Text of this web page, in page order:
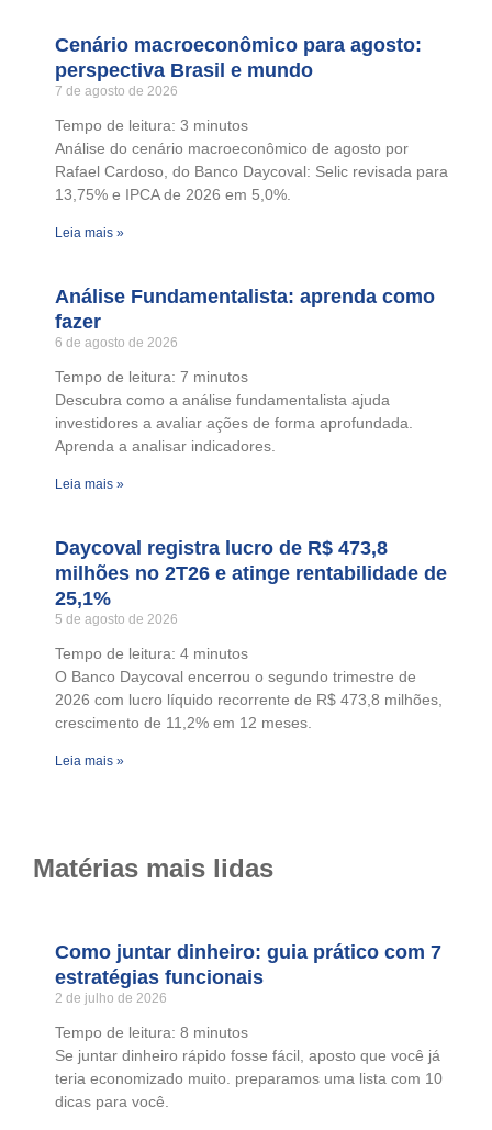
Cenário macroeconômico para agosto:
perspectiva Brasil e mundo
7 de agosto de 2026
Tempo de leitura: 3 minutos
Análise do cenário macroeconômico de agosto por
Rafael Cardoso, do Banco Daycoval: Selic revisada para
13,75% e IPCA de 2026 em 5,0%.
Leia mais »
Análise Fundamentalista: aprenda como
fazer
6 de agosto de 2026
Tempo de leitura: 7 minutos
Descubra como a análise fundamentalista ajuda
investidores a avaliar ações de forma aprofundada.
Aprenda a analisar indicadores.
Leia mais »
Daycoval registra lucro de R$ 473,8
milhões no 2T26 e atinge rentabilidade de
25,1%
5 de agosto de 2026
Tempo de leitura: 4 minutos
O Banco Daycoval encerrou o segundo trimestre de
2026 com lucro líquido recorrente de R$ 473,8 milhões,
crescimento de 11,2% em 12 meses.
Leia mais »
Matérias mais lidas
Como juntar dinheiro: guia prático com 7
estratégias funcionais
2 de julho de 2026
Tempo de leitura: 8 minutos
Se juntar dinheiro rápido fosse fácil, aposto que você já
teria economizado muito. preparamos uma lista com 10
dicas para você.